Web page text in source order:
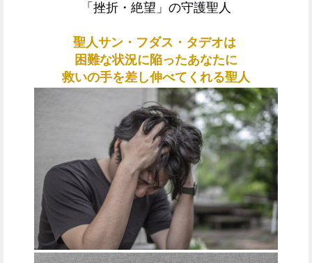
「挫折・絶望」の守護聖人
聖人サン・フダス・タデオは
困難な状況に陥ったあなたに
救いの手を差し伸べてくれる聖人